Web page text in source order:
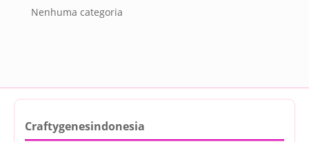
Nenhuma categoria
Craftygenesindonesia